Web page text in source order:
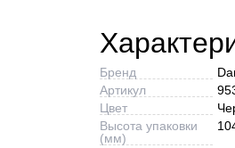
Бренд
Артикул
Цвет
Высота упаковки
(мм)